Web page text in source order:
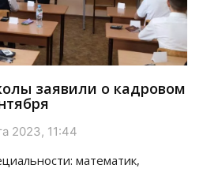
заявили о кадровом
2023, 11:44
математик,